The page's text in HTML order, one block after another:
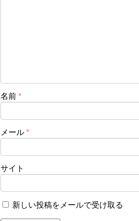
名前 *
メール *
サイト
新しい投稿をメールで受け取る